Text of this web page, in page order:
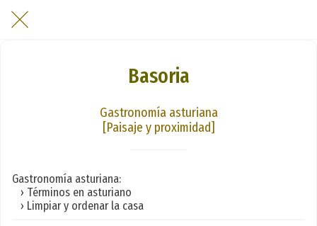
Basoria
Gastronomía asturiana
[Paisaje y proximidad]
Gastronomía asturiana:
› Términos en asturiano
› Limpiar y ordenar la casa